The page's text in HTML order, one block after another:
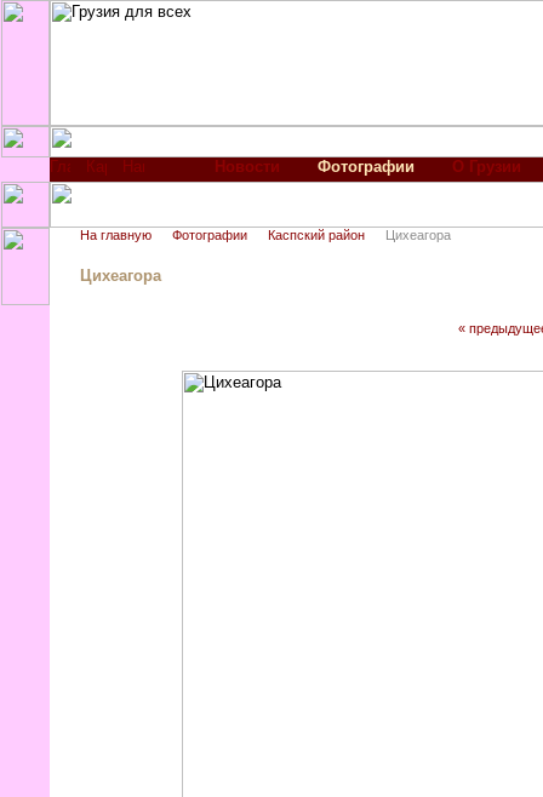
Новости Фотографии О Грузии
На главную Фотографии Каспский район Цихеагора
Цихеагора
«